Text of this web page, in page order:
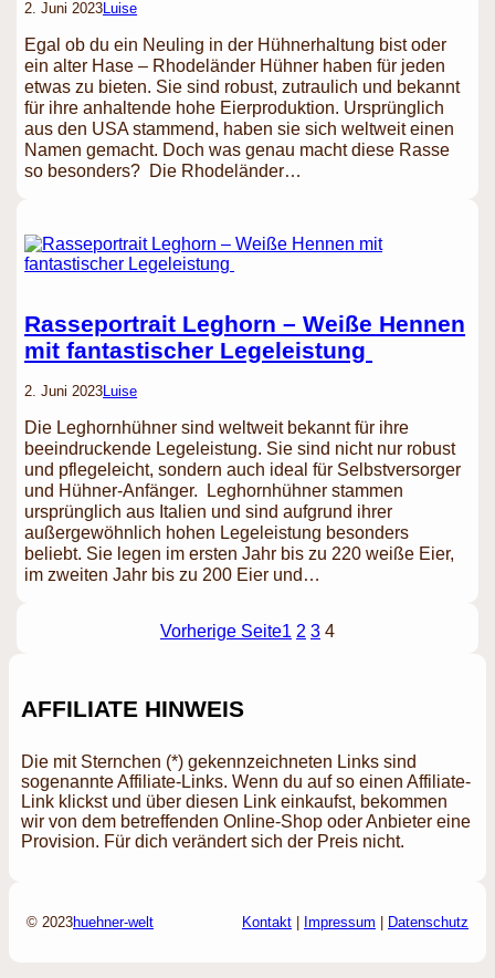
2. Juni 2023 Luise
Egal ob du ein Neuling in der Hühnerhaltung bist oder
ein alter Hase – Rhodeländer Hühner haben für jeden
etwas zu bieten. Sie sind robust, zutraulich und bekannt
für ihre anhaltende hohe Eierproduktion. Ursprünglich
aus den USA stammend, haben sie sich weltweit einen
Namen gemacht. Doch was genau macht diese Rasse
so besonders? Die Rhodeländer…
Rasseportrait Leghorn – Weiße Hennen
mit fantastischer Legeleistung
2. Juni 2023Luise
Die Leghornhühner sind weltweit bekannt für ihre
beeindruckende Legeleistung. Sie sind nicht nur robust
und pflegeleicht, sondern auch ideal für Selbstversorger
und Hühner-Anfänger. Leghornhühner stammen
ursprünglich aus Italien und sind aufgrund ihrer
außergewöhnlich hohen Legeleistung besonders
beliebt. Sie legen im ersten Jahr bis zu 220 weiße Eier,
im zweiten Jahr bis zu 200 Eier und…
Vorherige Seite1 2 3 4
AFFILIATE HINWEIS
Die mit Sternchen (*) gekennzeichneten Links sind
sogenannte Affiliate-Links. Wenn du auf so einen Affiliate-
Link klickst und über diesen Link einkaufst, bekommen
wir von dem betreffenden Online-Shop oder Anbieter eine
Provision. Für dich verändert sich der Preis nicht.
© 2023huehner-welt Kontakt Impressum Datenschutz